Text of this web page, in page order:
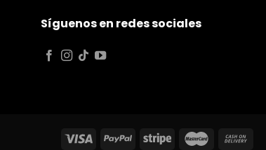
Síguenos en redes sociales